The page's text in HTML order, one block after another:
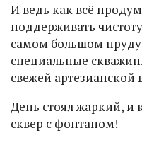
И ведь как всё
поддерживать
самом большом пруду
специальные
свежей артезианской
День стоял жаркий, и
сквер с фонтаном!